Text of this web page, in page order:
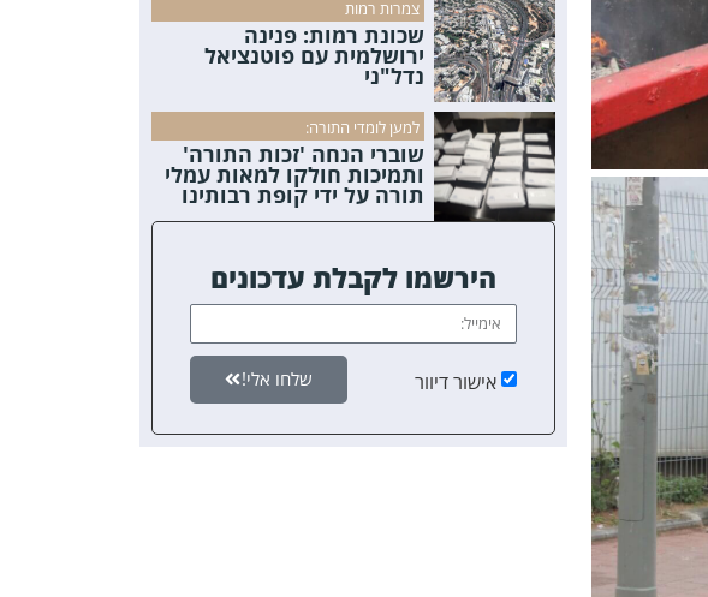
צמרות רמות
שכונת רמות: פנינה
ירושלמית עם פוטנציאל
נדל"ני
למען לומדי התורה:
שוברי הנחה 'זכות התורה'
ותמיכות חולקו למאות עמלי
תורה על ידי קופת רבותינו
הירשמו לקבלת עדכונים
אישור דיוור שלחו אלי!